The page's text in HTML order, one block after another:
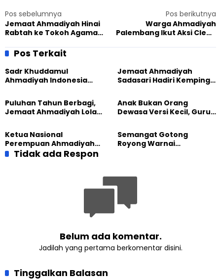
Pos sebelumnya
Jemaat Ahmadiyah Hinai
Rabtah ke Tokoh Agama
Sekitar Masjid
Pos berikutnya
Warga Ahmadiyah
Palembang Ikut Aksi Clean
Kawasan Benteng
Pos Terkait
Sadr Khuddamul
Ahmadiyah Indonesia
Pendidikan bersama
UNUSIA
Jemaat Ahmadiyah
Sadasari Hadiri Kemping
Majalengka
Puluhan Tahun Berbagi,
Jemaat Ahmadiyah Lolak
Sembako kepada Warga
Anak Bukan Orang
Dewasa Versi Kecil, Guru
Pendidikan BERLIAN
Ketua Nasional
Perempuan Ahmadiyah
Indonesia Raih Gelar Guru
Semangat Gotong
Royong Warnai
Tidak ada Respon
Belum ada komentar.
Jadilah yang pertama berkomentar disini.
Tinggalkan Balasan